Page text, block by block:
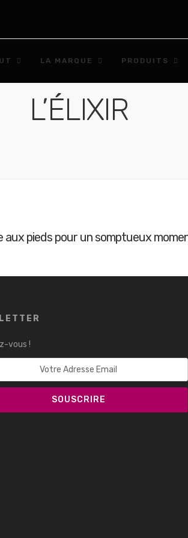
LA MARQUE PRODUITS
L’ÉLIXIR
aux pieds pour un somptueux
vous !